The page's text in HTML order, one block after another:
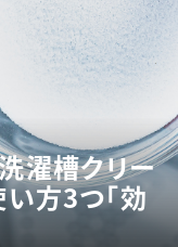
濯槽クリー
方3つ「効